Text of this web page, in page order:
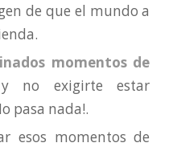
de que el mundo a
momentos de
no exigirte estar
pasa nada!.
esos momentos de